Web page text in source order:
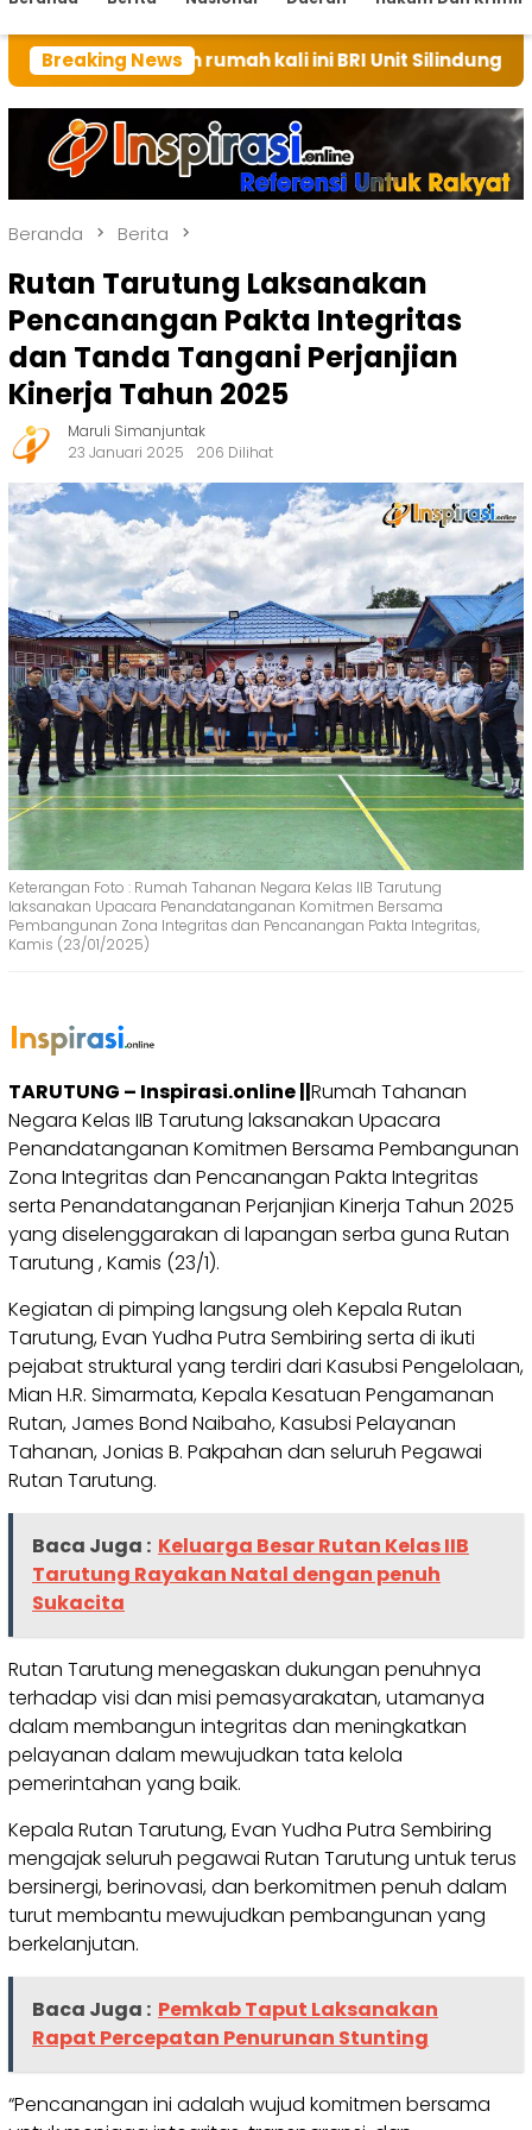
Breaking News
rumah kali ini BRI Unit Silindung Tarutung
Beranda Berita
Rutan Tarutung Laksanakan
Pencanangan Pakta Integritas
dan Tanda Tangani Perjanjian
Kinerja Tahun 2025
Maruli Simanjuntak
23 Januari 2025
206 Dilihat
Keterangan Foto : Rumah Tahanan Negara Kelas IIB Tarutung
laksanakan Upacara Penandatanganan Komitmen Bersama
Pembangunan Zona Integritas dan Pencanangan Pakta Integritas,
Kamis (23/01/2025)
TARUTUNG – Inspirasi.online ||Rumah Tahanan
Negara Kelas IIB Tarutung laksanakan Upacara
Penandatanganan Komitmen Bersama Pembangunan
Zona Integritas dan Pencanangan Pakta Integritas
serta Penandatanganan Perjanjian Kinerja Tahun 2025
yang diselenggarakan di lapangan serba guna Rutan
Tarutung , Kamis (23/1).
Kegiatan di pimping langsung oleh Kepala Rutan
Tarutung, Evan Yudha Putra Sembiring serta di ikuti
pejabat struktural yang terdiri dari Kasubsi Pengelolaan,
Mian H.R. Simarmata, Kepala Kesatuan Pengamanan
Rutan, James Bond Naibaho, Kasubsi Pelayanan
Tahanan, Jonias B. Pakpahan dan seluruh Pegawai
Rutan Tarutung.
Baca Juga : Keluarga Besar Rutan Kelas IIB
Tarutung Rayakan Natal dengan penuh
Sukacita
Rutan Tarutung menegaskan dukungan penuhnya
terhadap visi dan misi pemasyarakatan, utamanya
dalam membangun integritas dan meningkatkan
pelayanan dalam mewujudkan tata kelola
pemerintahan yang baik.
Kepala Rutan Tarutung, Evan Yudha Putra Sembiring
mengajak seluruh pegawai Rutan Tarutung untuk terus
bersinergi, berinovasi, dan berkomitmen penuh dalam
turut membantu mewujudkan pembangunan yang
berkelanjutan.
Baca Juga : Pemkab Taput Laksanakan
Rapat Percepatan Penurunan Stunting
“Pencanangan ini adalah wujud komitmen bersama